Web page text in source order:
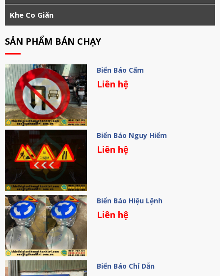
Khe Co Giãn
SẢN PHẨM BÁN CHẠY
Biển Báo Cấm
Liên hệ
Biển Báo Nguy Hiểm
Liên hệ
Biển Báo Hiệu Lệnh
Liên hệ
Biển Báo Chỉ Dẫn